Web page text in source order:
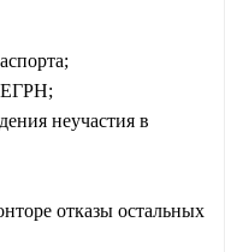
ЕГРН;
неучастия в
отказы остальных